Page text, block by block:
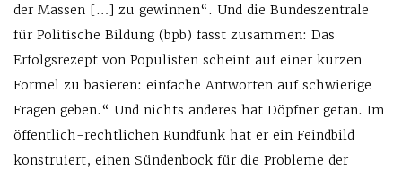
der Massen […] zu gewinnen“. Und die Bundeszentrale
für Politische Bildung (bpb) fasst zusammen: Das
Erfolgsrezept von Populisten scheint auf einer kurzen
Formel zu basieren: einfache Antworten auf schwierige
Fragen geben.“ Und nichts anderes hat Döpfner getan. Im
öffentlich-rechtlichen Rundfunk hat er ein Feindbild
konstruiert, einen Sündenbock für die Probleme der